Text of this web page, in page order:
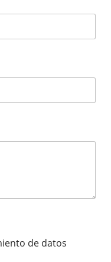
de datos